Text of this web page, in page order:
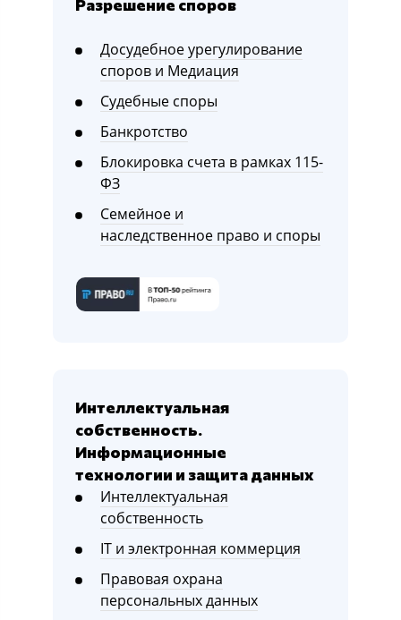
Разрешение споров
Досудебное урегулирование
споров и Медиация
Судебные споры
Банкротство
Блокировка счета в рамках 115-
ФЗ
Семейное и
наследственное право и споры
Интеллектуальная
собственность
IT и электронная коммерция
Правовая охрана
персональных данных
Интеллектуальная
собственность.
Информационные
технологии и защита данных